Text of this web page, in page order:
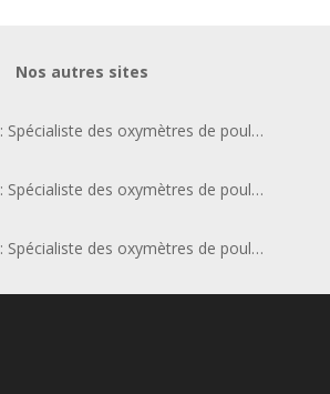
Nos autres sites
: Spécialiste des oxymètres de poul…
: Spécialiste des oxymètres de poul…
: Spécialiste des oxymètres de poul…